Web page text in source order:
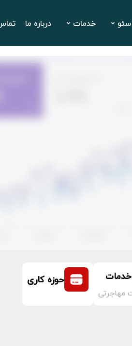
خدمات درباره ما
مهاجرتی
حوزه کاری